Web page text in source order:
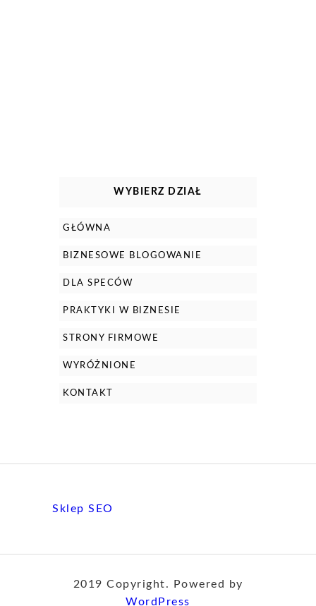
WYBIERZ DZIAŁ
GŁÓWNA
BIZNESOWE BLOGOWANIE
DLA SPECÓW
PRAKTYKI W BIZNESIE
STRONY FIRMOWE
WYRÓŻNIONE
KONTAKT
Sklep SEO
2019 Copyright. Powered by
WordPress